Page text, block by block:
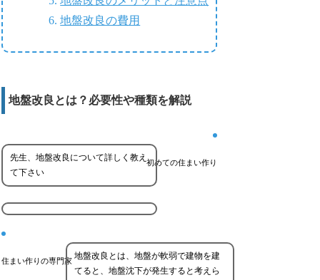
地盤改良の費用
地盤改良とは？必要性や種類を解説
初めての住まい作り
先生、地盤改良について詳しく教え
て下さい
住まい作りの専門家 地盤改良とは、地盤が軟弱で建物を建
てると、地盤沈下が発生すると考えら